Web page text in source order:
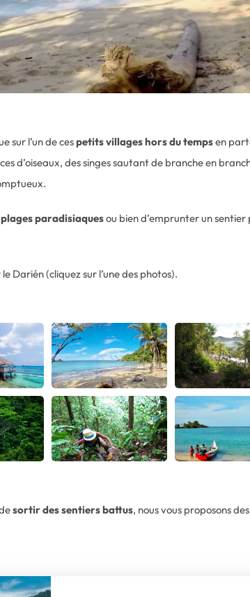
sur l’un de cespetits villages hors du tempsen
d’oiseaux, des singes sautant de branche en
plages paradisiaquesou bien d’emprunter un
Darién (cliquez sur l’une des photos).
sortir des sentiers battus, nous vous proposons